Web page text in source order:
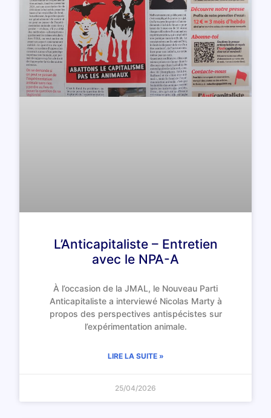
L’Anticapitaliste – Entretien
avec le NPA-A
À l’occasion de la JMAL, le Nouveau Parti
Anticapitaliste a interviewé Nicolas Marty à
propos des perspectives antispécistes sur
l’expérimentation animale.
LIRE LA SUITE »
25/04/2026